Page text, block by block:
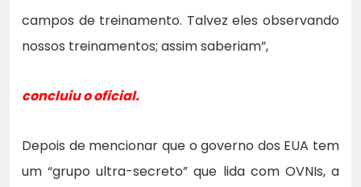
campos de treinamento. Talvez eles observando
nossos treinamentos; assim saberiam”,
concluiu o oficial.
Depois de mencionar que o governo dos EUA tem
um “grupo ultra-secreto” que lida com OVNIs, a